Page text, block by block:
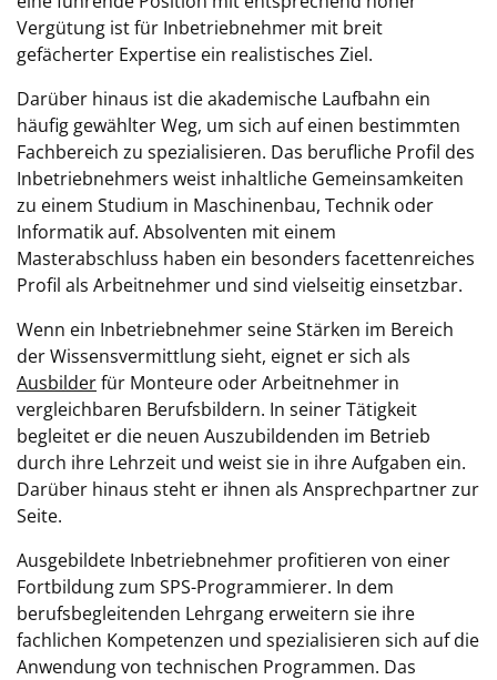
Vergütung ist für Inbetriebnehmer mit breit
gefächerter Expertise ein realistisches Ziel.
Darüber hinaus ist die akademische Laufbahn ein
häufig gewählter Weg, um sich auf einen bestimmten
Fachbereich zu spezialisieren. Das berufliche Profil des
Inbetriebnehmers weist inhaltliche Gemeinsamkeiten
zu einem Studium in Maschinenbau, Technik oder
Informatik auf. Absolventen mit einem
Masterabschluss haben ein besonders facettenreiches
Profil als Arbeitnehmer und sind vielseitig einsetzbar.
Wenn ein Inbetriebnehmer seine Stärken im Bereich
der Wissensvermittlung sieht, eignet er sich als
Ausbilderfür Monteure oder Arbeitnehmer in
vergleichbaren Berufsbildern. In seiner Tätigkeit
begleitet er die neuen Auszubildenden im Betrieb
durch ihre Lehrzeit und weist sie in ihre Aufgaben ein.
Darüber hinaus steht er ihnen als Ansprechpartner zur
Seite.
Ausgebildete Inbetriebnehmer profitieren von einer
Fortbildung zum SPS-Programmierer. In dem
berufsbegleitenden Lehrgang erweitern sie ihre
fachlichen Kompetenzen und spezialisieren sich auf die
Anwendung von technischen Programmen. Das